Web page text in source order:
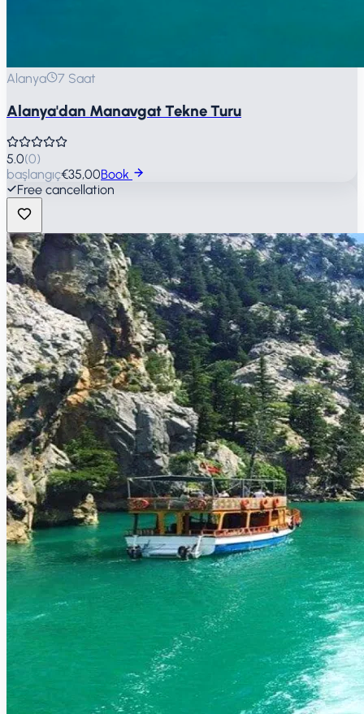
Alanya 7 Saat
Alanya'dan Manavgat Tekne Turu
5.0(0)
başlangıç€35,00Book
Free cancellation